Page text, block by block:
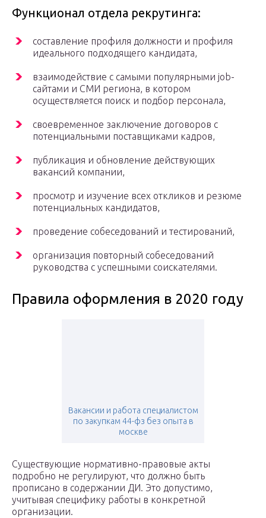
Функционал отдела рекрутинга:
составление профиля должности и профиля
идеального подходящего кандидата,
взаимодействие с самыми популярными job-
сайтами и СМИ региона, в котором
осуществляется поиск и подбор персонала,
своевременное заключение договоров с
потенциальными поставщиками кадров,
публикация и обновление действующих
вакансий компании,
просмотр и изучение всех откликов и резюме
потенциальных кандидатов,
проведение собеседований и тестирований,
организация повторный собеседований
руководства с успешными соискателями.
Правила оформления в 2020 году
Вакансии и работа специалистом
по закупкам 44-фз без опыта в
москве
Существующие нормативно-правовые акты
подробно не регулируют, что должно быть
прописано в содержании ДИ. Это допустимо,
учитывая специфику работы в конкретной
организации.